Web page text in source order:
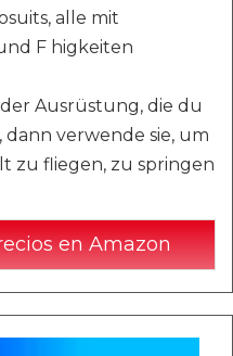
alle mit
F higkeiten
Ausrüstung, die du
verwende sie, um
zu fliegen, zu springen
en Amazon